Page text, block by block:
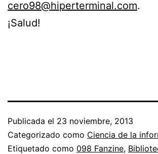
cero98@hiperterminal.com.
¡Salud!
Publicada el 23 noviembre, 2013
Categorizado como Ciencia de la
Etiquetado como 098 Fanzine,